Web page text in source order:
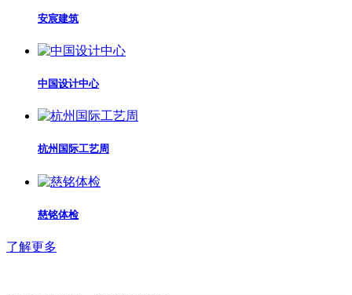
安宸建筑
中国设计中心
杭州国际工艺周
慈铭体检
了解更多